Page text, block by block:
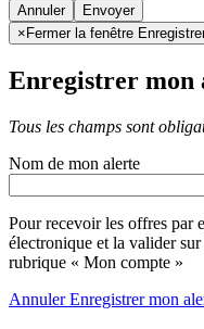
Annuler
× Fermer la fenêtre
Enregistrer mon
Tous les champs sont
Nom de mon alerte
Pour recevoir les offres par
électronique et la valider sur
rubrique « Mon compte »
AnnulerEnregistrer mon